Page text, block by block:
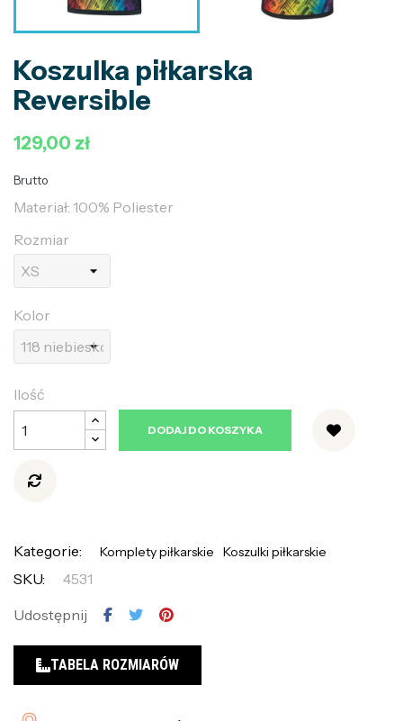
Koszulka piłkarska
Reversible
129,00 zł
Brutto
Materiał: 100% Poliester
Rozmiar
Kolor
Ilość
DODAJ DO KOSZYKA
Kategorie: Komplety piłkarskie Koszulki piłkarskie
SKU:
4531
Udostępnij
TABELA ROZMIARÓW